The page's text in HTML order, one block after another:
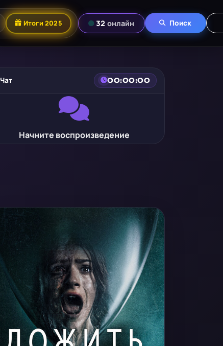
Итоги 2025 32 онлайн Поиск
Чат 00:00:00
Начните воспроизведение